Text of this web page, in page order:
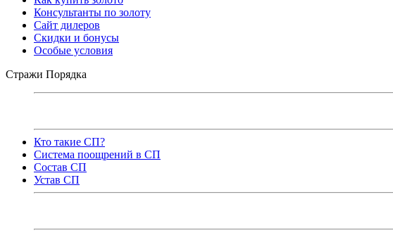
Консультанты по золоту
Сайт дилеров
Скидки и бонусы
Особые условия
Стражи Порядка
Кто такие СП?
Система поощрений в СП
Состав СП
Устав СП